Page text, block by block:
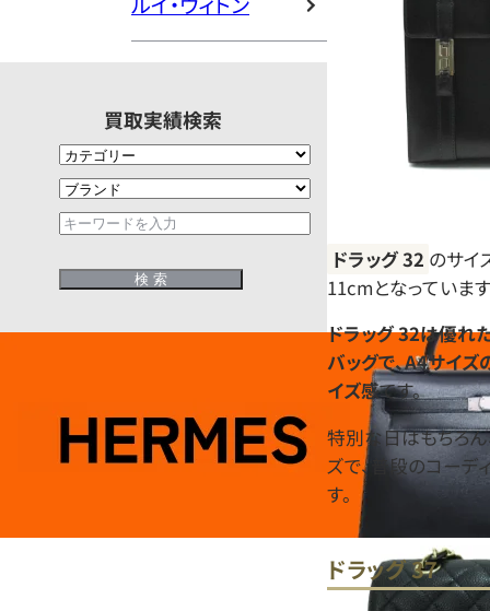
買取実績検索
ドラッグ 32 のサ
11cmとなっています
ドラッグ 32は優れ
バッグで、A4サイ
イズ感です。
特別な日はもちろ
ズで、普段のコーデ
す。
ドラッグ 37